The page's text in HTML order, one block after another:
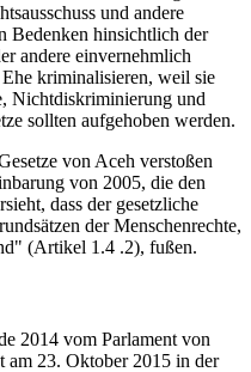
und andere
Bedenken hinsichtlich der
andere einvernehmlich
kriminalisieren, weil sie
Nichtdiskriminierung und
sollten aufgehoben werden.
von Aceh verstoßen
von 2005, die den
dass der gesetzliche
der Menschenrechte,
(Artikel 1.4 .2), fußen.
2014 vom Parlament von
am 23. Oktober 2015 in der